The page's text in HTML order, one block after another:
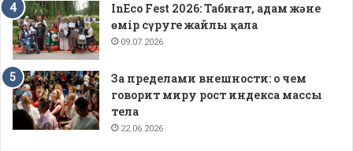
InEco Fest 2026: Табиғат, адам және
өмір сүруге жайлы қала
09.07.2026
За пределами внешности: о чем
говорит миру рост индекса массы
тела
22.06.2026